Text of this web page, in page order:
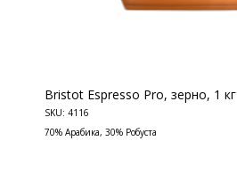
Bristot Espresso Pro, зерно, 1 кг
SKU: 4116
70% Арабика, 30% Робуста
КОНТАКТЫ
Ждём Вас в выставочном зале